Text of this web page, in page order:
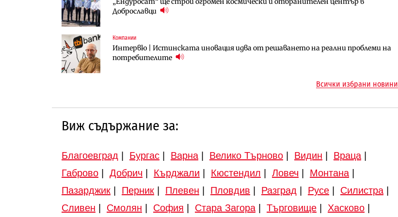
Доброславци
Компании
Интервю | Истинската иновация идва от решаването на реални проблеми на
потребителите
Доброславци
Инфраструктура
АПИ възложи промяната на парцеларния план за магистралата Русе – Велико
Търново
„Черно море“
Публични финанси
Регионалният министър поема „на ръчно управление“ общинската
инвестиционна програма
Всички избрани новини
Виж съдържание за:
Благоевград | Бургас | Варна | Велико Търново | Видин | Враца |
Габрово | Добрич | Кърджали | Кюстендил | Ловеч | Монтана |
Пазарджик | Перник | Плевен | Пловдив | Разград | Русе | Силистра |
Сливен | Смолян | София | Стара Загора | Търговище | Хасково |